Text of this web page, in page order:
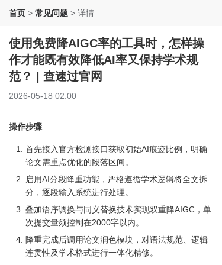
首页 > 常见问题 > 详情
使用免费降AIGC率的工具时，怎样操
作才能既有效降低AI率又保持学术规
范？ | 查速过官网
2026-05-18 02:00
操作步骤
首先接入官方检测接口获取初始AI痕迹比例，明确
论文需重点优化的段落区间。
启用AI分段降重功能，严格遵循学术逻辑将全文拆
分，逐段输入系统进行处理。
叠加语序调换与同义替换技术实现双重降AIGC，单
次提交量须控制在2000字以内。
降重完成后调用论文润色模块，对语法规范、逻辑
连贯性及学术格式进行一体化精修。